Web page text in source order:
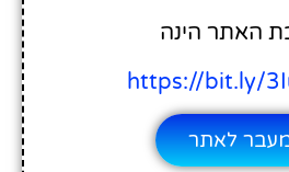
האתר הינה
https://bit.ly/
לאתר